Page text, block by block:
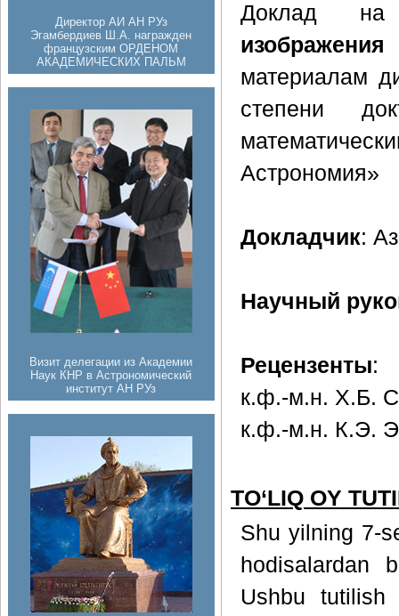
Директор АИ АН РУз
Эгамбердиев Ш.А. награжден
французским ОРДЕНОМ
АКАДЕМИЧЕСКИХ ПАЛЬМ
Визит делегации из Академии
Наук КНР в Астрономический
институт АН РУз
Доклад
материалам
степени
Астрономия»
Докладчик:
Научный
Рецензенты:
к.ф.-м.н. Х.Б.
к.ф.-м.н. К.Э.
TO‘LIQ OY
Shu yilning 7-
hodisalardan
Ushbu tutilish